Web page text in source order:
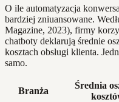
O ile automatyzacja
bardziej zniuansowane.
Magazine, 2023), firmy
chatboty deklarują średnie
kosztach obsługi klienta.
samo.
Branża
Średnia